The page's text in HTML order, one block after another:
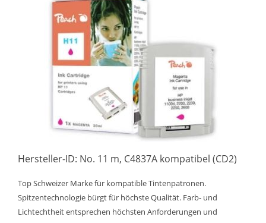
Hersteller-ID: No. 11 m, C4837A kompatibel (CD2)
Top Schweizer Marke für kompatible Tintenpatronen.
Spitzentechnologie bürgt für höchste Qualität. Farb- und
Lichtechtheit entsprechen höchsten Anforderungen und